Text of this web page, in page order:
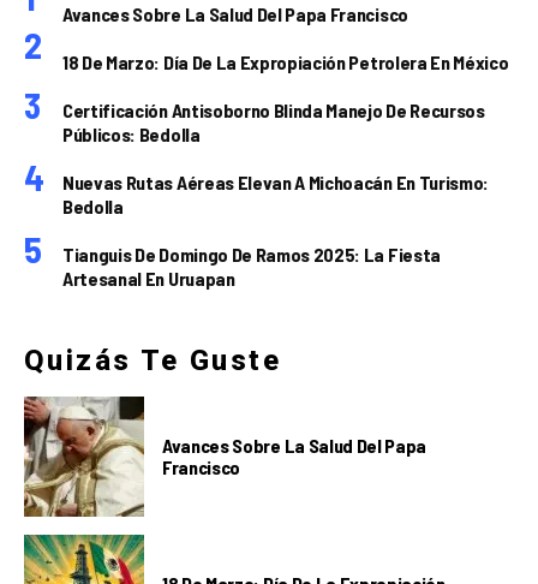
Avances Sobre La Salud Del Papa Francisco
18 De Marzo: Día De La Expropiación Petrolera En México
Certificación Antisoborno Blinda Manejo De Recursos
Públicos: Bedolla
Nuevas Rutas Aéreas Elevan A Michoacán En Turismo:
Bedolla
Tianguis De Domingo De Ramos 2025: La Fiesta
Artesanal En Uruapan
Quizás Te Guste
Avances Sobre La Salud Del Papa
Francisco